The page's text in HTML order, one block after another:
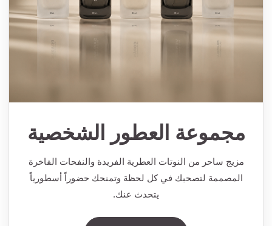
مجموعة العطور الشخصية
مزيج ساحر من النوتات العطرية الفريدة والنفحات الفاخرة
المصممة لتصحبك في كل لحظة وتمنحك حضوراً أسطورياً
يتحدث عنك.